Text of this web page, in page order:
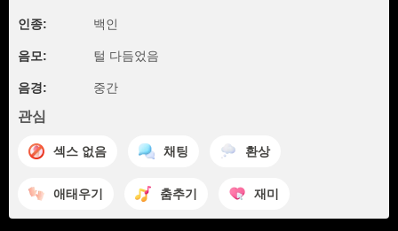
인종: 백인
음모: 털 다듬었음
음경: 중간
관심
섹스 없음 채팅 환상
애태우기 춤추기 재미